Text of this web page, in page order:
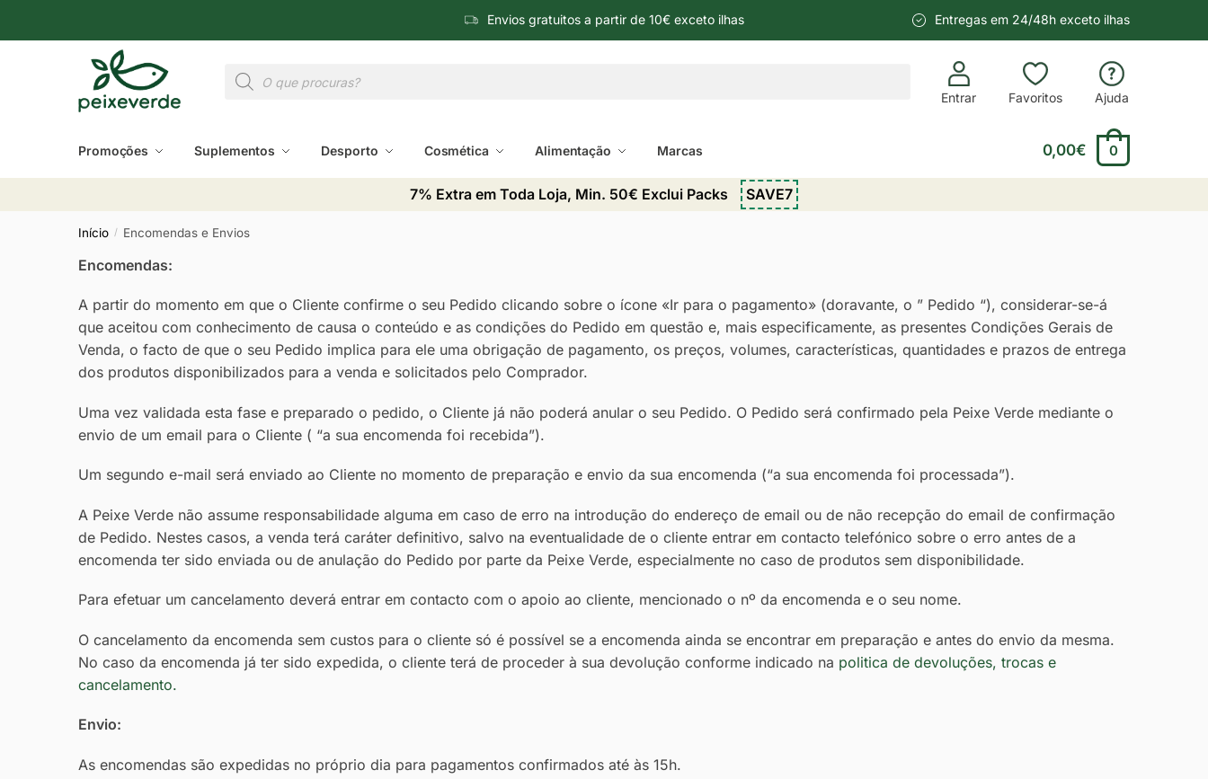
Envios gratuitos a partir de 10€ exceto ilhas Entregas em 24/48h exceto ilhas
Entrar Favoritos Ajuda
Promoções Suplementos Desporto Cosmética Alimentação Marcas 0,00€ 0
7% Extra em Toda Loja, Min. 50€ Exclui Packs SAVE7
Início / Encomendas e Envios
Encomendas:
A partir do momento em que o Cliente confirme o seu Pedido clicando sobre o ícone «Ir para o pagamento» (doravante, o ” Pedido “), considerar-se-á
que aceitou com conhecimento de causa o conteúdo e as condições do Pedido em questão e, mais especificamente, as presentes Condições Gerais de
Venda, o facto de que o seu Pedido implica para ele uma obrigação de pagamento, os preços, volumes, características, quantidades e prazos de entrega
dos produtos disponibilizados para a venda e solicitados pelo Comprador.
Uma vez validada esta fase e preparado o pedido, o Cliente já não poderá anular o seu Pedido. O Pedido será confirmado pela Peixe Verde mediante o
envio de um email para o Cliente ( “a sua encomenda foi recebida”).
Um segundo e-mail será enviado ao Cliente no momento de preparação e envio da sua encomenda (“a sua encomenda foi processada”).
A Peixe Verde não assume responsabilidade alguma em caso de erro na introdução do endereço de email ou de não recepção do email de confirmação
de Pedido. Nestes casos, a venda terá caráter definitivo, salvo na eventualidade de o cliente entrar em contacto telefónico sobre o erro antes de a
encomenda ter sido enviada ou de anulação do Pedido por parte da Peixe Verde, especialmente no caso de produtos sem disponibilidade.
Para efetuar um cancelamento deverá entrar em contacto com o apoio ao cliente, mencionado o nº da encomenda e o seu nome.
O cancelamento da encomenda sem custos para o cliente só é possível se a encomenda ainda se encontrar em preparação e antes do envio da mesma.
No caso da encomenda já ter sido expedida, o cliente terá de proceder à sua devolução conforme indicado na politica de devoluções, trocas e
cancelamento.
Envio:
As encomendas são expedidas no próprio dia para pagamentos confirmados até às 15h.